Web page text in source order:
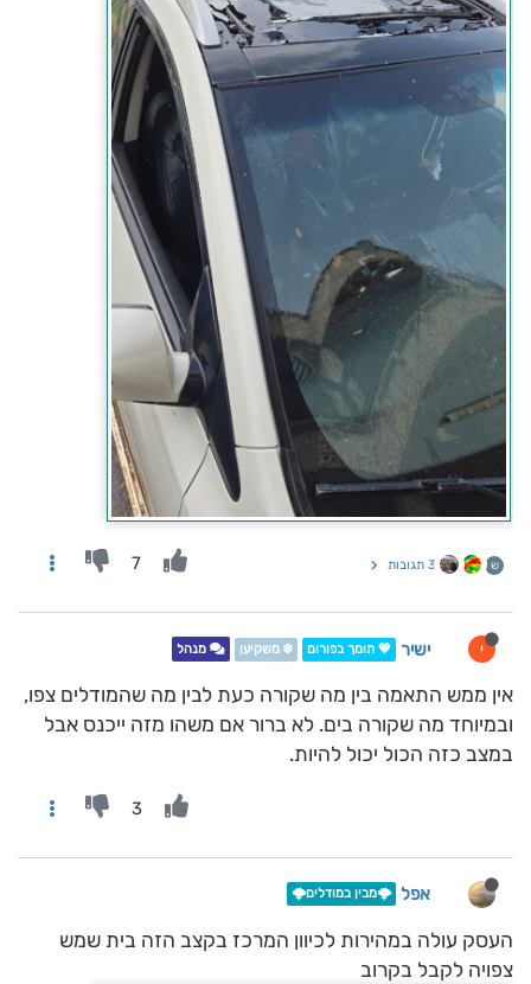
ש 3 תגובות 7
י ישיר 💖 תומך בפורום ❄️ משקיען מנהל
אין ממש התאמה בין מה שקורה כעת לבין מה שהמודלים צפו,
ובמיוחד מה שקורה בים. לא ברור אם משהו מזה ייכנס אבל
במצב כזה הכול יכול להיות.
3
אפל 🌩️מבין במודלים🌩️
העסק עולה במהירות לכיוון המרכז בקצב הזה בית שמש
צפויה לקבל בקרוב